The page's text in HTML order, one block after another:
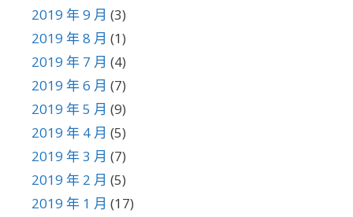
2019 年 9 月 (3)
2019 年 8 月 (1)
2019 年 7 月 (4)
2019 年 6 月 (7)
2019 年 5 月 (9)
2019 年 4 月 (5)
2019 年 3 月 (7)
2019 年 2 月 (5)
2019 年 1 月 (17)